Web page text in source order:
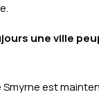
une ville
Smyrne est